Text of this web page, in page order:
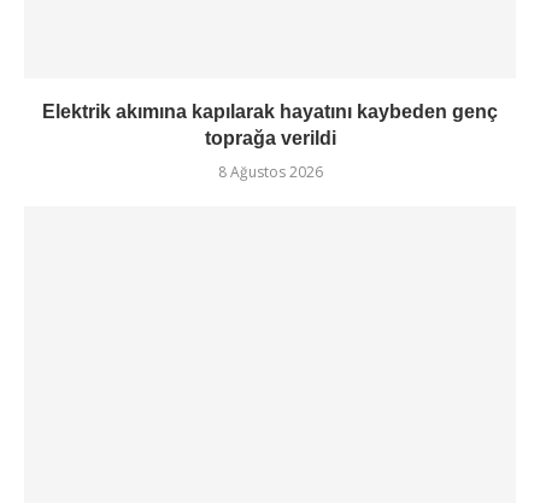
Elektrik akımına kapılarak hayatını kaybeden genç
toprağa verildi
8 Ağustos 2026